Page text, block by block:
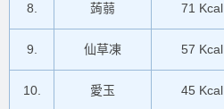
8. 蒟蒻 71 Kcal
9. 仙草凍 57 Kcal
10. 愛玉 45 Kcal